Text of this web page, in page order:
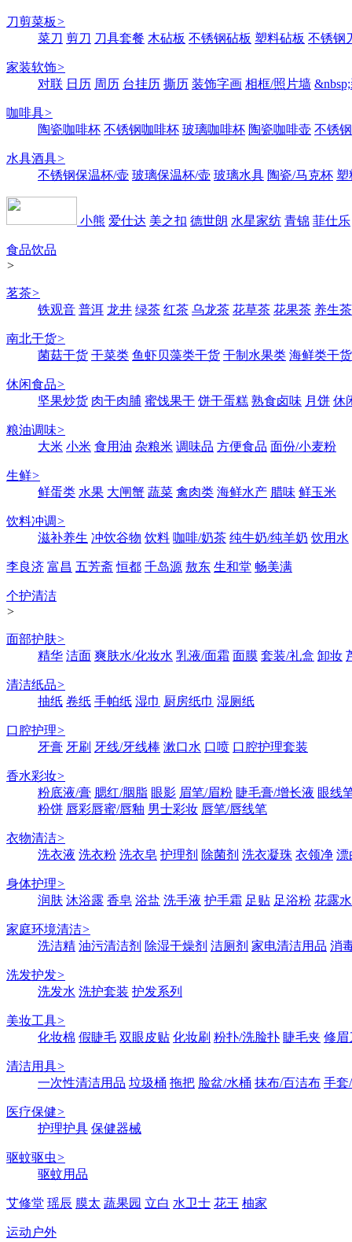
刀剪菜板>
菜刀 剪刀 刀具套餐 木砧板 不锈钢砧板 塑料砧板 不锈钢
家装软饰>
对联 日历 周历 台挂历 撕历 装饰字画 相框/照片墙
咖啡具>
陶瓷咖啡杯 不锈钢咖啡杯 玻璃咖啡杯 陶瓷咖啡壶 不锈
水具酒具>
不锈钢保温杯/壶 玻璃保温杯/壶 玻璃水具 陶瓷/马克杯 塑
小熊 爱仕达 美之扣 德世朗 水星家纺 青锦 菲仕乐
食品饮品
>
茗茶>
铁观音 普洱 龙井 绿茶 红茶 乌龙茶 花草茶 花果茶 养生茶
南北干货>
菌菇干货 干菜类 鱼虾贝藻类干货 干制水果类 海鲜类干货
休闲食品>
坚果炒货 肉干肉脯 蜜饯果干 饼干蛋糕 熟食卤味 月饼 休
粮油调味>
大米 小米 食用油 杂粮米 调味品 方便食品 面份/小麦粉
生鲜>
鲜蛋类 水果 大闸蟹 蔬菜 禽肉类 海鲜水产 腊味 鲜玉米
饮料冲调>
滋补养生 冲饮谷物 饮料 咖啡/奶茶 纯牛奶/纯羊奶 饮用水
李良济 富昌 五芳斋 恒都 千岛源 敖东 生和堂 畅美满
个护清洁
>
面部护肤>
精华 洁面 爽肤水/化妆水 乳液/面霜 面膜 套装/礼盒 卸妆
清洁纸品>
抽纸 卷纸 手帕纸 湿巾 厨房纸巾 湿厕纸
口腔护理>
牙膏 牙刷 牙线/牙线棒 漱口水 口喷 口腔护理套装
香水彩妆>
粉底液/膏 腮红/胭脂 眼影 眉笔/眉粉 睫毛膏/增长液 眼线
粉饼 唇彩唇蜜/唇釉 男士彩妆 唇笔/唇线笔
衣物清洁>
洗衣液 洗衣粉 洗衣皂 护理剂 除菌剂 洗衣凝珠 衣领净 漂
身体护理>
润肤 沐浴露 香皂 浴盐 洗手液 护手霜 足贴 足浴粉 花露水
家庭环境清洁>
洗洁精 油污清洁剂 除湿干燥剂 洁厕剂 家电清洁用品 消
洗发护发>
洗发水 洗护套装 护发系列
美妆工具>
化妆棉 假睫毛 双眼皮贴 化妆刷 粉扑/洗脸扑 睫毛夹 修眉
清洁用具>
一次性清洁用品 垃圾桶 拖把 脸盆/水桶 抹布/百洁布 手套
医疗保健>
护理护具 保健器械
驱蚊驱虫>
驱蚊用品
艾修堂 瑶辰 膜太 蔬果园 立白 水卫士 花王 柚家
运动户外